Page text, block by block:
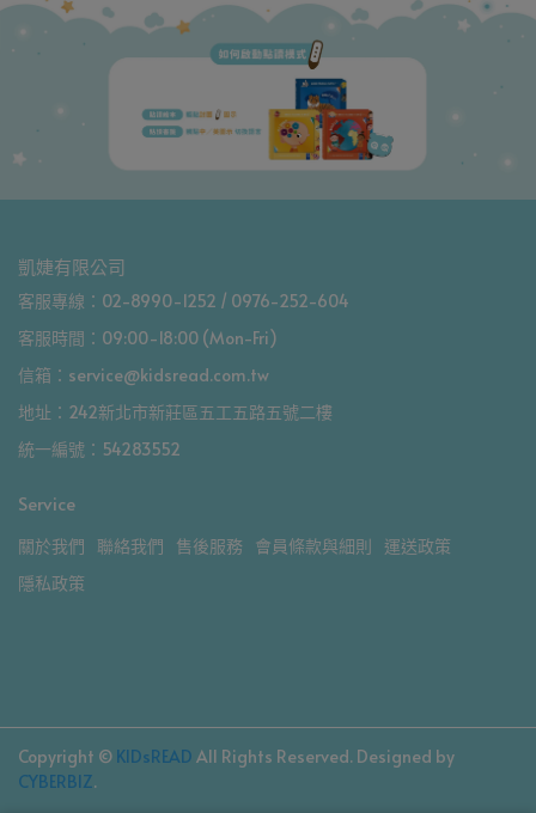
凱婕有限公司
客服專線：02-8990-1252 / 0976-252-604
客服時間：09:00-18:00 (Mon-Fri)
信箱：service@kidsread.com.tw
地址：242新北市新莊區五工五路五號二樓
統一編號：54283552
Service
關於我們 聯絡我們 售後服務 會員條款與細則
運送政策
隱私政策
Copyright © KIDsREAD All Rights Reserved. Designed by
CYBERBIZ.